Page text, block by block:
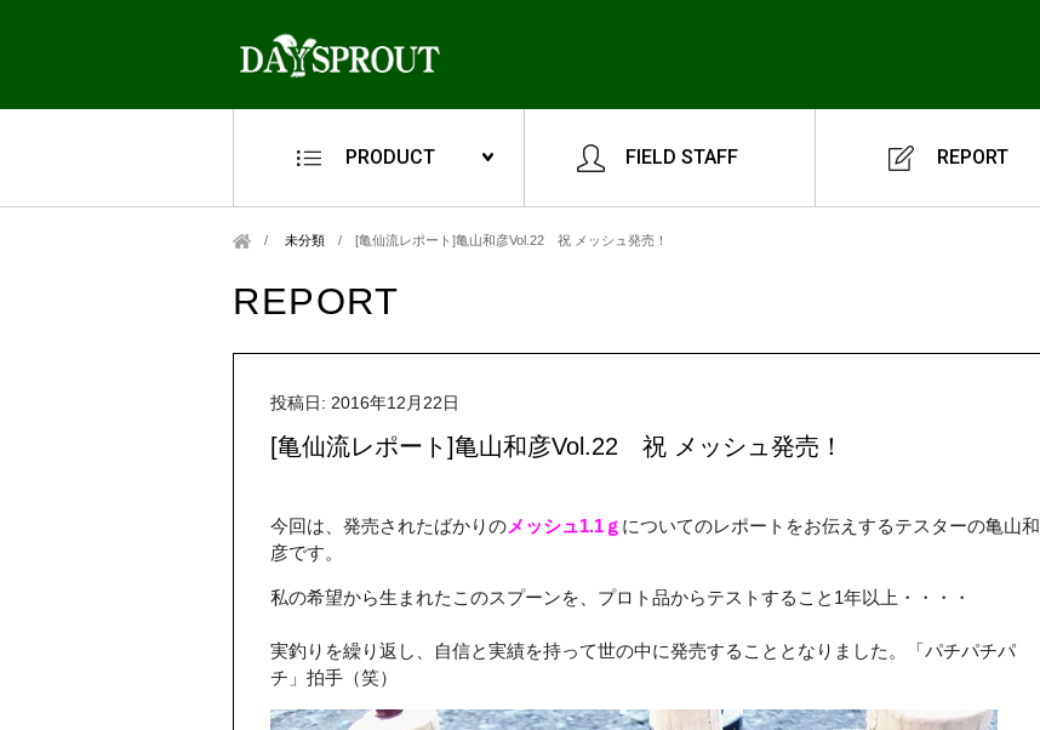
PRODUCT FIELD STAFF REPORT
未分類 /[亀仙流レポート]亀山和彦Vol.22 祝 メッシュ発売！
REPORT
投稿日: 2016年12月22日
[亀仙流レポート]亀山和彦Vol.22 祝 メッシュ発売！
今回は、発売されたばかりのメッシュ1.1ｇ についてのレポートをお伝えするテスターの亀山和
彦です。
私の希望から生まれたこのスプーンを、プロト品からテストすること1年以上・・・・
実釣りを繰り返し、自信と実績を持って世の中に発売することとなりました。「パチパチパ
チ」拍手（笑）